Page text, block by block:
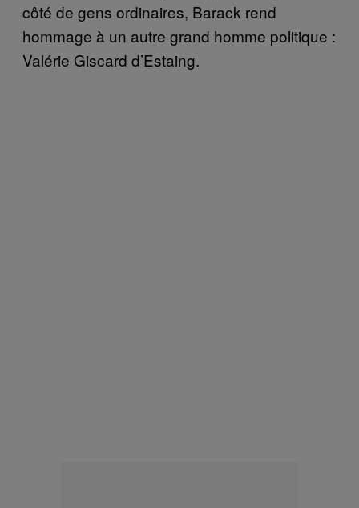
côté de gens ordinaires, Barack rend
hommage à un autre grand homme politique :
Valérie Giscard d’Estaing.